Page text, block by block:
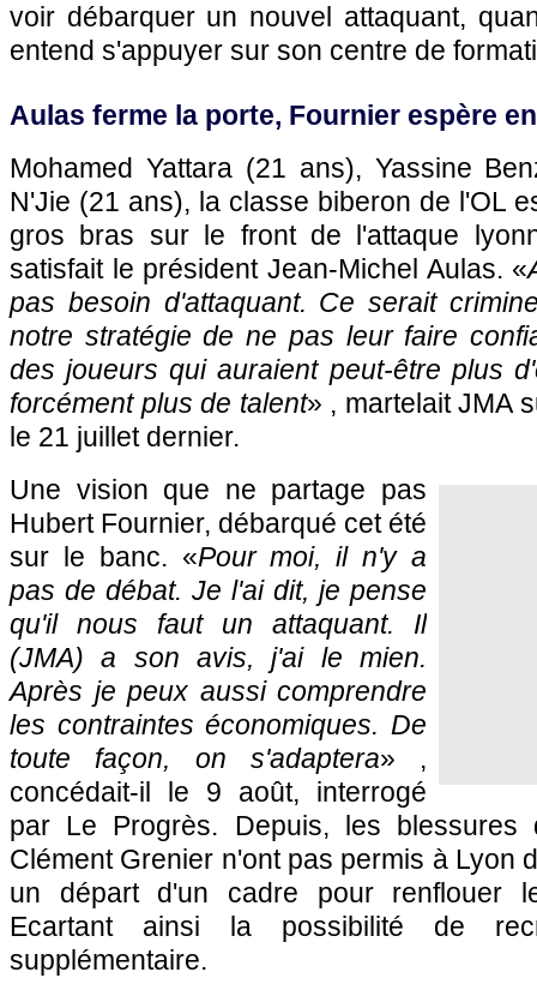
voir débarquer un nouvel attaquant,
entend s'appuyer sur son centre de
Aulas ferme la porte, Fournier espère
Mohamed Yattara (21 ans), Yassine
N'Jie (21 ans), la classe biberon de l'OL
gros bras sur le front de l'attaque
satisfait le président Jean-Michel Aulas. «
pas besoin d'attaquant. Ce serait
notre stratégie de ne pas leur faire
des joueurs qui auraient peut-être plus
forcément plus de talent» , martelait JMA
le 21 juillet dernier.
Une vision que ne partage pas
Hubert Fournier, débarqué cet été
sur le banc. «Pour moi, il n'y a
pas de débat. Je l'ai dit, je pense
qu'il nous faut un attaquant. Il
(JMA) a son avis, j'ai le mien.
Après je peux aussi comprendre
les contraintes économiques. De
toute façon, on s'adaptera» ,
concédait-il le 9 août, interrogé
par Le Progrès. Depuis, les blessures
Clément Grenier n'ont pas permis à Lyon
un départ d'un cadre pour renflouer
Ecartant ainsi la possibilité de
supplémentaire.